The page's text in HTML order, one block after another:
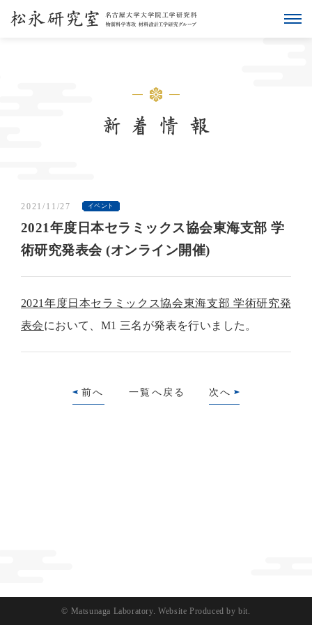
2021/11/27 イベント
2021年度日本セラミックス協会東海支部 学
術研究発表会 (オンライン開催)
2021年度日本セラミックス協会東海支部 学術研究発
表会において、M1 三名が発表を行いました。
前へ 一覧へ戻る 次へ
© Matsunaga Laboratory. Website Produced by bit.